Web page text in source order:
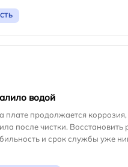
водой
плате продолжается
после чистки. Восстановить
и срок службы уже